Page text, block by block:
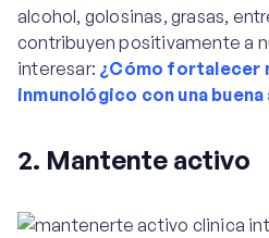
alcohol, golosinas, grasas,
contribuyen positivamente a
interesar: ¿Cómo fortalecer
inmunológico con una
2. Mantente activo